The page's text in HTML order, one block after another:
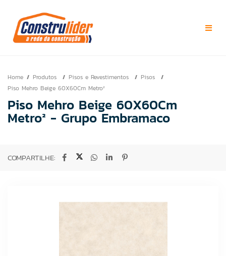
Home Produtos Pisos e Revestimentos
Pisos
Piso Mehro Beige 60X60Cm Metro²
Piso Mehro Beige 60X60Cm
Metro² - Grupo Embramaco
COMPARTILHE: